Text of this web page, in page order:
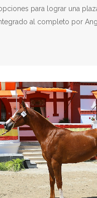
para lograr una
al completo por